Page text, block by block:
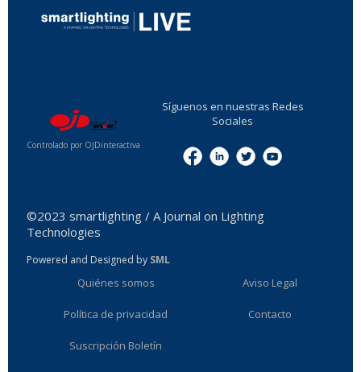
Controlado por OJDinteractiva
Síguenos en nuestras Redes
Sociales
©2023 smartlighting / A Journal on Lighting
Technologies
Powered and Designed by SML
Quiénes somos Aviso Legal
Política de privacidad Contacto
Suscripción Boletín